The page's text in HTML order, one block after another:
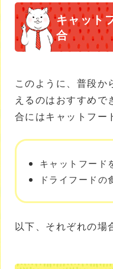
キャット
合
このように、普段か
えるのはおすすめ
合にはキャットフー
キャットフード
ドライフードの
以下、それぞれの場